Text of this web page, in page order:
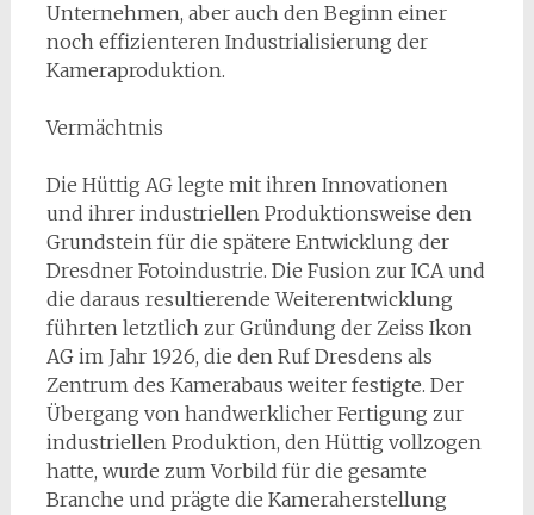
Unternehmen, aber auch den Beginn einer
noch effizienteren Industrialisierung der
Kameraproduktion.
Vermächtnis
Die Hüttig AG legte mit ihren Innovationen
und ihrer industriellen Produktionsweise den
Grundstein für die spätere Entwicklung der
Dresdner Fotoindustrie. Die Fusion zur ICA und
die daraus resultierende Weiterentwicklung
führten letztlich zur Gründung der Zeiss Ikon
AG im Jahr 1926, die den Ruf Dresdens als
Zentrum des Kamerabaus weiter festigte. Der
Übergang von handwerklicher Fertigung zur
industriellen Produktion, den Hüttig vollzogen
hatte, wurde zum Vorbild für die gesamte
Branche und prägte die Kameraherstellung